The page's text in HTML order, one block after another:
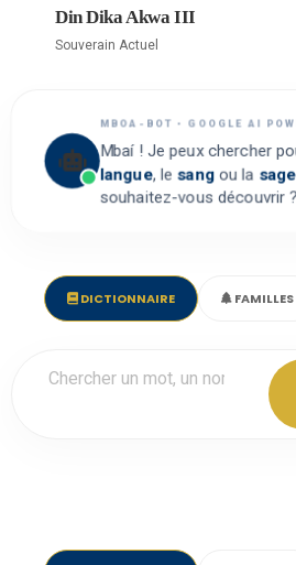
Din Dika Akwa III
Souverain Actuel
MBOA-BOT • GOOGLE AI
Mbaí ! Je peux chercher
langue, le sangou la
souhaitez-vous découvrir ?
DICTIONNAIRE FAMILLES